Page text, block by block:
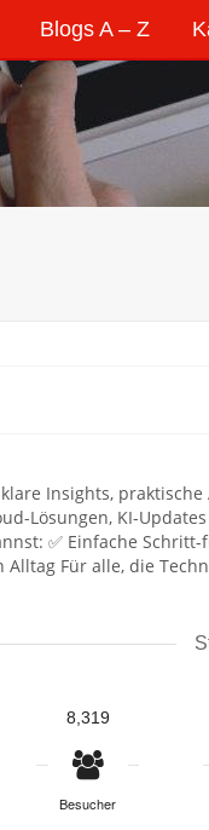
Blogs A – Z
Insights,
Lösungen, KI-
✅ Einfache
Für alle, die
8,319
Besucher